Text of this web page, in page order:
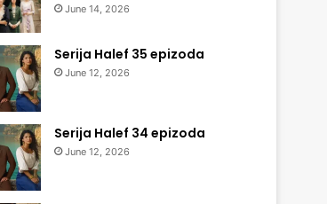
June 14, 2026
Serija Halef 35 epizoda
June 12, 2026
Serija Halef 34 epizoda
June 12, 2026